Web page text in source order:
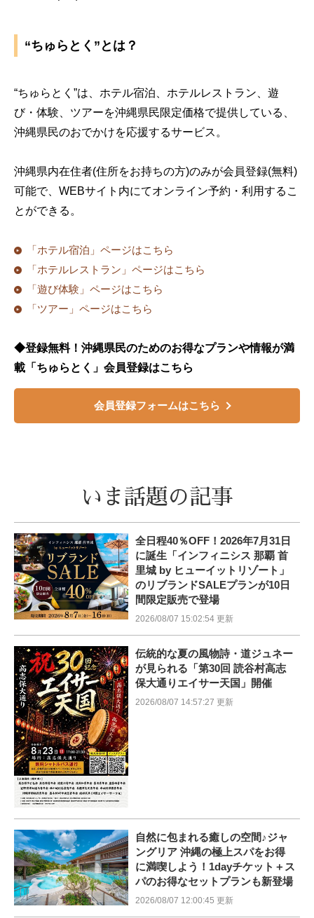
“ちゅらとく”とは？
“ちゅらとく”は、ホテル宿泊、ホテルレストラン、遊
び・体験、ツアーを沖縄県民限定価格で提供している、
沖縄県民のおでかけを応援するサービス。
沖縄県内在住者(住所をお持ちの方)のみが会員登録(無料)
可能で、WEBサイト内にてオンライン予約・利用するこ
とができる。
「ホテル宿泊」ページはこちら
「ホテルレストラン」ページはこちら
「遊び体験」ページはこちら
「ツアー」ページはこちら
◆登録無料！沖縄県民のためのお得なプランや情報が満
載「ちゅらとく」会員登録はこちら
会員登録フォームはこちら
いま話題の記事
全日程40％OFF！2026年7月31日
に誕生「インフィニシス 那覇 首
里城 by ヒューイットリゾート」
のリブランドSALEプランが10日
間限定販売で登場
2026/08/07 15:02:54 更新
伝統的な夏の風物詩・道ジュネー
が見られる「第30回 読谷村高志
保大通りエイサー天国」開催
2026/08/07 14:57:27 更新
自然に包まれる癒しの空間♪ジャ
ングリア 沖縄の極上スパをお得
に満喫しよう！1dayチケット＋ス
パのお得なセットプランも新登場
2026/08/07 12:00:45 更新